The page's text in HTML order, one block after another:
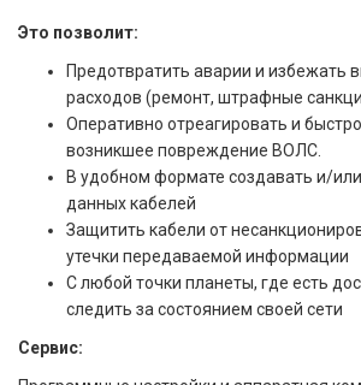
Это позволит:
Предотвратить аварии и избежать
расходов (ремонт, штрафные
Оперативно отреагировать и
возникшее повреждение ВОЛС.
В удобном формате создавать и/
данных кабелей
Защитить кабели от
утечки передаваемой информации
С любой точки планеты, где есть
следить за состоянием своей сети
Сервис: